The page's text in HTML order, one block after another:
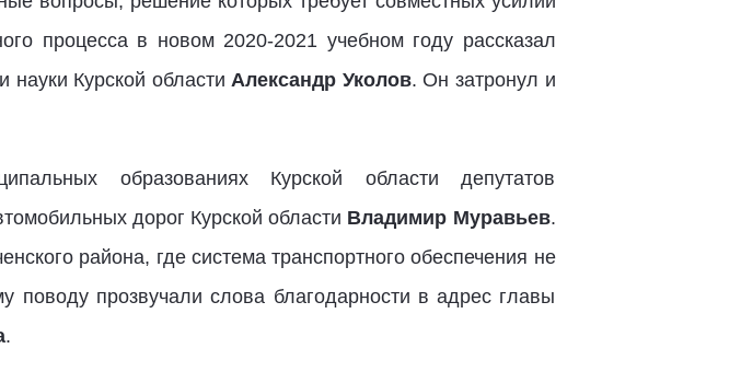
процесса в новом 2020-2021 учебном году рассказал
науки Курской областиАлександр Уколов. Он затронул и
образованиях Курской области депутатов
дорог Курской области Владимир Муравьев.
района, где система транспортного обеспечения не
поводу прозвучали слова благодарности в адрес главы
.